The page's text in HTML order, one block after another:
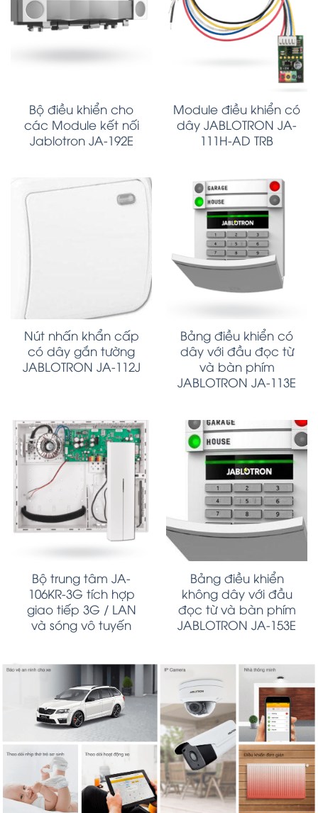
Bộ điều khiển cho
các Module kết nối
Jablotron JA-192E
Module điều khiển có
dây JABLOTRON JA-
111H-AD TRB
Nút nhấn khẩn cấp
có dây gắn tường
JABLOTRON JA-112J
Bảng điều khiển có
dây với đầu đọc từ
và bàn phím
JABLOTRON JA-113E
Bộ trung tâm JA-
106KR-3G tích hợp
giao tiếp 3G / LAN
và sóng vô tuyến
Bảng điều khiển
không dây với đầu
đọc từ và bàn phím
JABLOTRON JA-153E